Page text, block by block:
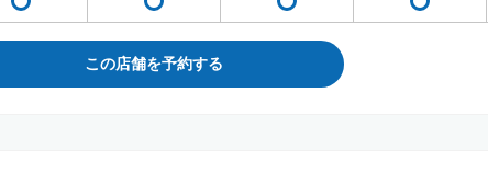
この店舗を予約する